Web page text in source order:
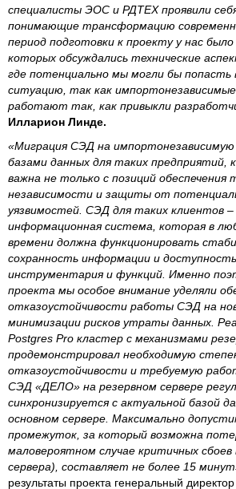
специалисты ЭОС и РДТЕХ проявили
понимающие трансформацию
период подготовки к проекту у нас
которых обсуждались технические
где потенциально мы могли бы попасть
ситуацию, так как
работают так, как привыкли
Илларион Линде.
«Миграция СЭД на импортонезависимую
базами данных для таких предприятий,
важна не только с позиций обеспечения
независимости и защиты от
уязвимостей. СЭД для таких клиентов –
информационная система, которая в
времени должна функционировать
сохранность информации и
инструментария и функций. Именно
проекта мы особое внимание уделяли
отказоустойчивости работы СЭД на
минимизации рисков утраты данных.
Postgres Pro кластер с механизмами
продемонстрировал необходимую
отказоустойчивости и требуемую
СЭД «ДЕЛО» на резервном сервере
синхронизируется с актуальной базой
основном сервере. Максимально
промежуток, за который возможна
маловероятном случае критичных сбоев
сервера), составляет не более 15
результаты проекта генеральный